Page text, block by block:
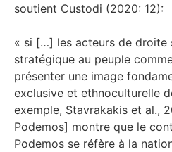
soutient Custodi (2020: 12):
« si […] les acteurs de droite
stratégique au peuple
présenter une image
exclusive et ethnoculturelle
exemple, Stavrakakis et al.,
Podemos] montre que le
Podemos se réfère à la